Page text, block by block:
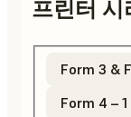
프린터 시
Form 3 &
Form 4 – 1